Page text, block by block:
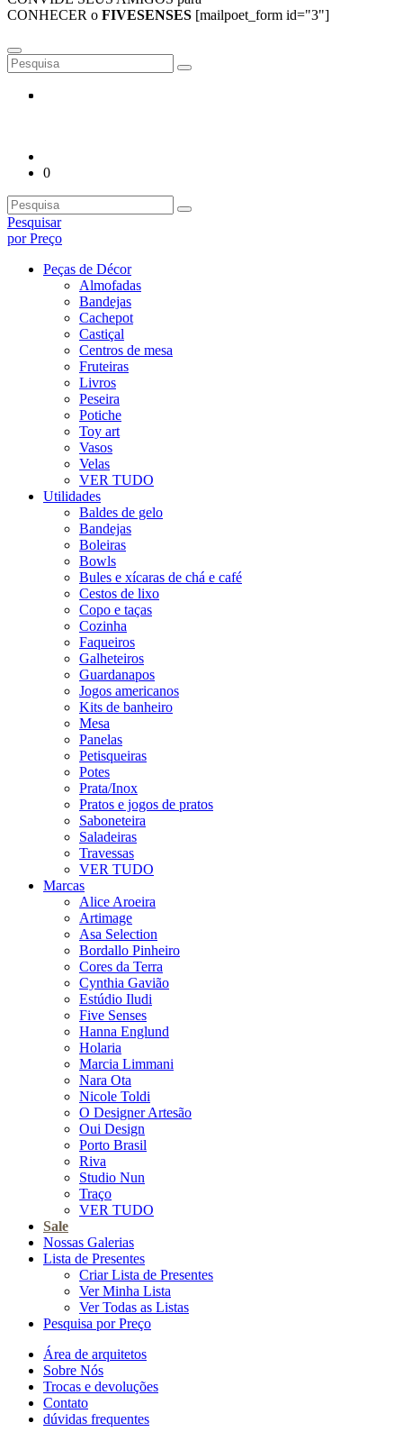
CONHECER o FIVESENSES [mailpoet_form id="3"]
0
Pesquisar
por Preço
Peças de Décor
Almofadas
Bandejas
Cachepot
Castiçal
Centros de mesa
Fruteiras
Livros
Peseira
Potiche
Toy art
Vasos
Velas
VER TUDO
Utilidades
Baldes de gelo
Bandejas
Boleiras
Bowls
Bules e xícaras de chá e café
Cestos de lixo
Copo e taças
Cozinha
Faqueiros
Galheteiros
Guardanapos
Jogos americanos
Kits de banheiro
Mesa
Panelas
Petisqueiras
Potes
Prata/Inox
Pratos e jogos de pratos
Saboneteira
Saladeiras
Travessas
VER TUDO
Marcas
Alice Aroeira
Artimage
Asa Selection
Bordallo Pinheiro
Cores da Terra
Cynthia Gavião
Estúdio Iludi
Five Senses
Hanna Englund
Holaria
Marcia Limmani
Nara Ota
Nicole Toldi
O Designer Artesão
Oui Design
Porto Brasil
Riva
Studio Nun
Traço
VER TUDO
Sale
Nossas Galerias
Lista de Presentes
Criar Lista de Presentes
Ver Minha Lista
Ver Todas as Listas
Pesquisa por Preço
Área de arquitetos
Sobre Nós
Trocas e devoluções
Contato
dúvidas frequentes